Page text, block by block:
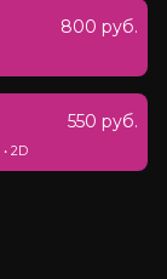
800 руб.
550 руб.
• 2D